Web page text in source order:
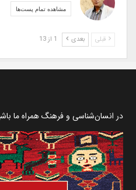
مشاهده تمام پست‌ها
قبلی بعدی
در انسان‌شناسی و فرهنگ همراه ما باشید